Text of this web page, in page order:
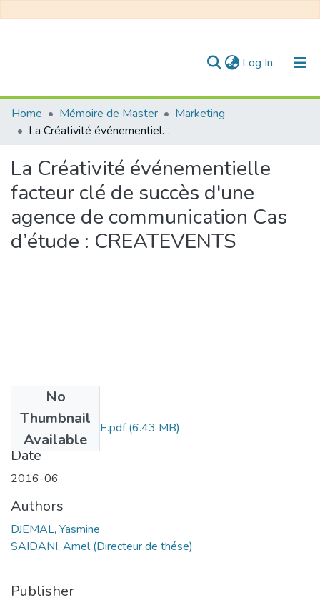
Log In (current)
Communities & Collections
All of DSpace
Statistics
Home Mémoire de Master
Marketing
La Créativité événementielle facteur clé de succès d'une agence de communication Cas d’étude : CREATEVENTS
La Créativité événementielle
facteur clé de succès d'une
agence de communication Cas
d’étude : CREATEVENTS
No
Thumbnail
Available
DJEMAL YASMINE.pdf(6.43 MB)
Date
2016-06
Authors
DJEMAL, Yasmine
SAIDANI, Amel (Directeur de thése)
Publisher